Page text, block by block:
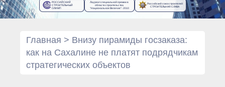
● Архив
Протоколы органов управления
● Протоколы Правления
органов
РОССИЙСКИЙ
СТРОИТЕЛЬНЫЙ
ОЛИМП
Лауреат специальной премии в
области строительства
“Национальное Величие”- 2010
Российский союз строителей
СТРОИТЕЛЬНАЯ СЛАВА
Главная > Внизу пирамиды госзаказа:
как на Сахалине не платят подрядчикам
стратегических объектов